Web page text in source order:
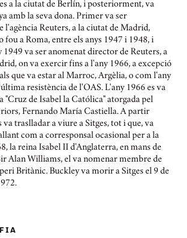
a la ciutat de Berlín, i posteriorment, va
amb la seva dona. Primer va ser
l'agència Reuters, a la ciutat de Madrid,
fou a Roma, entre els anys 1947 i 1948, i
va ser anomenat director de Reuters, a
on va exercir fins a l'any 1966, a excepció
que va estar al Marroc, Argèlia, o com l'any
resistència de l'OAS. L'any 1966 es va
"Cruz de Isabel la Católica" atorgada pel
Fernando María Castiella. A partir
va traslladar a viure a Sitges, tot i que, va
com a corresponsal ocasional per a la
la reina Isabel II d'Anglaterra, en mans de
Alan Williams, el va nomenar membre de
Britànic. Buckley va morir a Sitges el 9 de